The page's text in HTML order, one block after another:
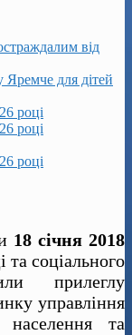
від
Яремче для дітей
році
році
році
18 січня 2018
та соціального
прилеглу
управління
населення та